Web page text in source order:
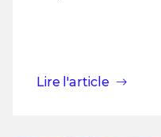
Lire l'article